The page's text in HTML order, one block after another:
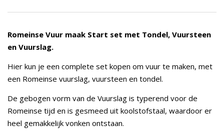
Romeinse Vuur maak Start set met Tondel, Vuursteen
en Vuurslag.
Hier kun je een complete set kopen om vuur te maken, met
een Romeinse vuurslag, vuursteen en tondel.
De gebogen vorm van de Vuurslag is typerend voor de
Romeinse tijd en is gesmeed uit koolstofstaal, waardoor er
heel gemakkelijk vonken ontstaan.